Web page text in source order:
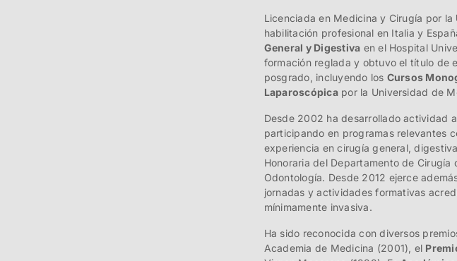
Licenciada en Medicina y Cirugía por la
habilitación profesional en Italia y
General y Digestiva en el Hospital
formación reglada y obtuvo el título de
posgrado, incluyendo los Cursos
Laparoscópicapor la Universidad de
Desde 2002 ha desarrollado actividad
participando en programas relevantes
experiencia en cirugía general,
Honoraria del Departamento de
Odontología. Desde 2012 ejerce
jornadas y actividades formativas
mínimamente invasiva.
Ha sido reconocida con diversos
Academia de Medicina (2001), el